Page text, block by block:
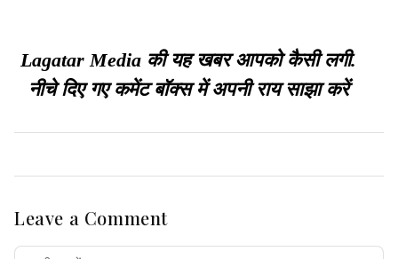
Lagatar Media की यह खबर आपको कैसी लगी.
नीचे दिए गए कमेंट बॉक्स में अपनी राय साझा करें
Leave a Comment